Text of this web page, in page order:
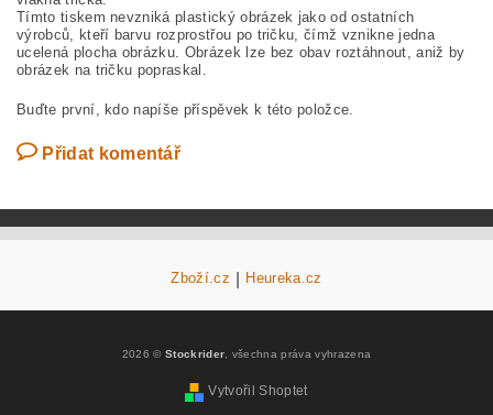
Tímto tiskem nevzniká plastický obrázek jako od ostatních
výrobců, kteří barvu rozprostřou po tričku, čímž vznikne jedna
ucelená plocha obrázku. Obrázek lze bez obav roztáhnout, aniž by
obrázek na tričku popraskal.
Buďte první, kdo napíše příspěvek k této položce.
Přidat komentář
Zboží.cz Heureka.cz
2026 ©Stockrider , všechna práva vyhrazena
Vytvořil Shoptet